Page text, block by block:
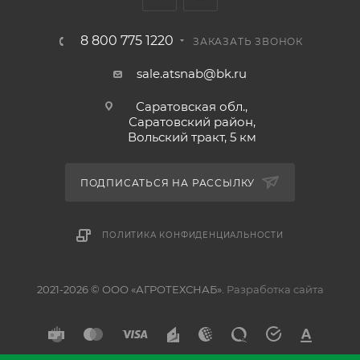
– ширина 2540 2540
– высота 1480 1480
Масса машины,конструкционная 1150 1325 1936
Количество корпусов, шт 5 6 8
8 800 775 1220 ЗАКАЗАТЬ ЗВОНОК
sale.atsnab@bk.ru
Саратовская обл.,
Саратовский район,
Вольский тракт, 5 км
ПОДПИСАТЬСЯ НА РАССЫЛКУ
ПОЛИТИКА КОНФИДЕНЦИАЛЬНОСТИ
2021-2026 © ООО «АГРОТЕХСНАБ». Разработка сайта